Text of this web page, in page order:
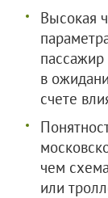
Высокая
пассажир
в
счете
чем
или